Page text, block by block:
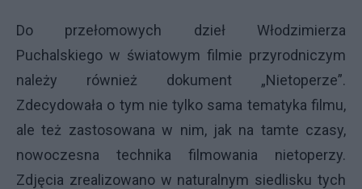
Do przełomowych dzieł Włodzimierza
Puchalskiego w światowym filmie przyrodniczym
należy również dokument „Nietoperze”.
Zdecydowała o tym nie tylko sama tematyka filmu,
ale też zastosowana w nim, jak na tamte czasy,
nowoczesna technika filmowania nietoperzy.
Zdjęcia zrealizowano w naturalnym siedlisku tych